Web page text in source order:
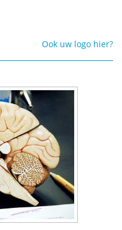
Ook uw logo hier?